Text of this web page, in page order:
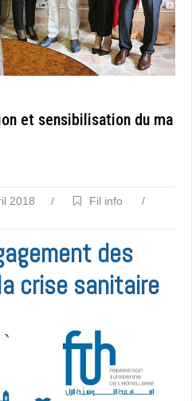
et sensibilisation du ma
2018 / Fil info
/
des
crise sanitaire